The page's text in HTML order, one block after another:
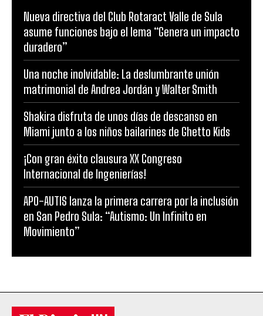
Nueva directiva del Club Rotaract Valle de Sula
asume funciones bajo el lema “Genera un impacto
duradero”
Una noche inolvidable: La deslumbrante unión
matrimonial de Andrea Jordán y Walter Smith
Shakira disfruta de unos días de descanso en
Miami junto a los niños bailarines de Ghetto Kids
¡Con gran éxito clausura XX Congreso
Internacional de Ingenierías!
APO-AUTIS lanza la primera carrera por la inclusión
en San Pedro Sula: “Autismo: Un Infinito en
Movimiento”